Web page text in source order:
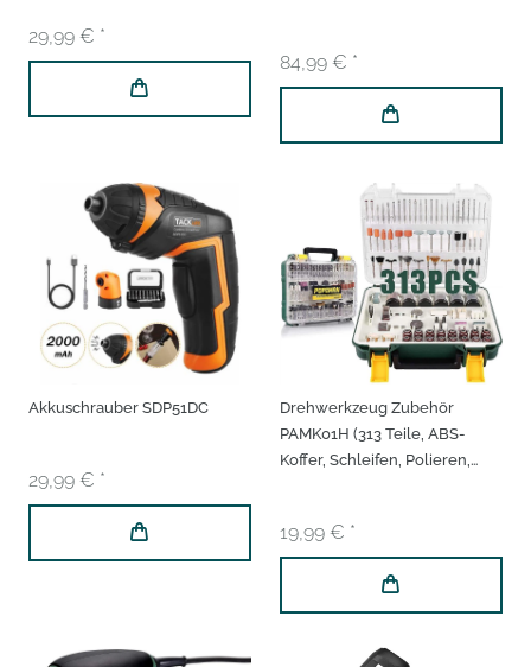
29,99 € *
84,99 € *
Akkuschrauber SDP51DC
29,99 € *
Drehwerkzeug Zubehör
PAMK01H (313 Teile, ABS-
Koffer, Schleifen, Polieren,
19,99 € *